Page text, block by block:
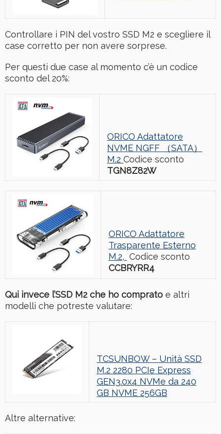
Controllare i PIN del vostro SSD M2 e scegliere il
case corretto per non avere sorprese.
Per questi due case al momento c’è un codice
sconto del 20%:
ORICO Adattatore
NVME NGFF （SATA）
M.2 Codice sconto
TGN8Z82W
ORICO Adattatore
Trasparente Esterno
M.2, Codice sconto
CCBRYRR4
Qui invece l’SSD M2 che ho comprato e altri
modelli che potreste valutare:
TCSUNBOW – Unità SSD
M.2 2280 PCIe Express
GEN3.0x4 NVMe da 240
GB NVME 256GB
Altre alternative: